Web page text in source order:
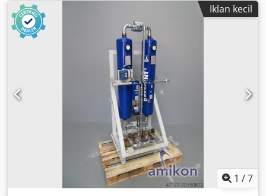
Iklan kecil
1 /7